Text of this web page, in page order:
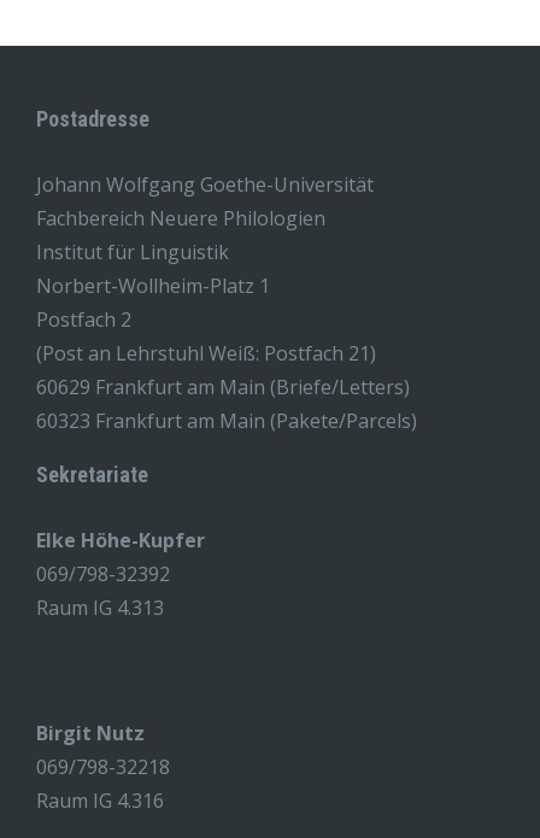
Postadresse
Johann Wolfgang Goethe-Universität
Fachbereich Neuere Philologien
Institut für Linguistik
Norbert-Wollheim-Platz 1
Postfach 2
(Post an Lehrstuhl Weiß: Postfach 21)
60629 Frankfurt am Main (Briefe/Letters)
60323 Frankfurt am Main (Pakete/Parcels)
Sekretariate
Elke Höhe-Kupfer
069/798-32392
Raum IG 4.313
Birgit Nutz
069/798-32218
Raum IG 4.316